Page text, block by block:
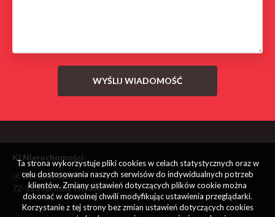
KI Nieruchomości:
ul. Bociania 11A
72-123 Kliniska Wielkie
Ta strona wykorzystuje pliki cookies w celach statystycznych oraz w
celu dostosowania naszych serwisów do indywidualnych potrzeb
klientów. Zmiany ustawień dotyczących plików cookie można
dokonać w dowolnej chwili modyfikując ustawienia przeglądarki.
Korzystanie z tej strony bez zmian ustawień dotyczących cookies